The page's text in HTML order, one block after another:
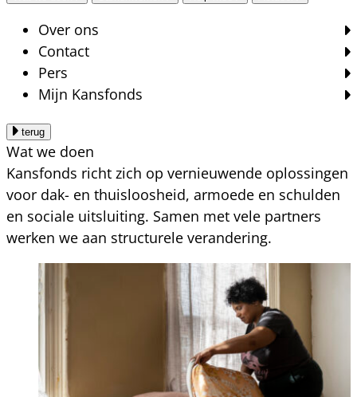
Over ons
Contact
Pers
Mijn Kansfonds
terug
Wat we doen
Kansfonds richt zich op vernieuwende oplossingen
voor dak- en thuisloosheid, armoede en schulden
en sociale uitsluiting. Samen met vele partners
werken we aan structurele verandering.